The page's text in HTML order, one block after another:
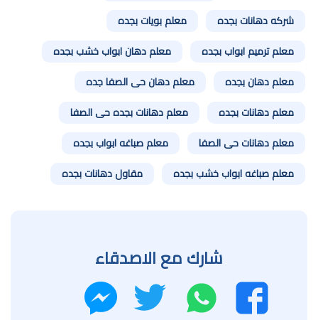
شركه دهانات بجده معلم بويات بجده
معلم ترميم ابواب بجده معلم دهان ابواب خشب بجده
معلم دهان بجده معلم دهان حى الصفا جده
معلم دهانات بجده معلم دهانات بجده حى الصفا
معلم دهانات حى الصفا معلم صباغه ابواب بجده
معلم صباغه ابواب خشب بجده مقاول دهانات بجده
شارك مع الاصدقاء
فيسبوك
واتساب تويتر